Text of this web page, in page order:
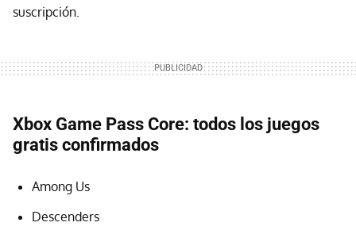
suscripción.
Xbox Game Pass Core: todos los juegos
gratis confirmados
Among Us
Descenders